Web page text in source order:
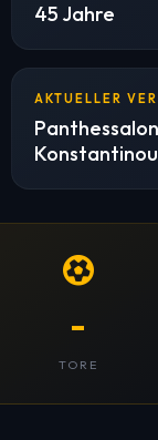
45 Jahre
AKTUELLER
-
TORE